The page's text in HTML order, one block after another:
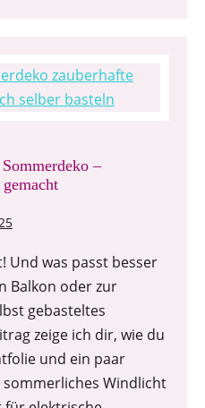
–
Und was passt besser
Balkon oder zur
gebasteltes
zeige ich dir, wie du
und ein paar
Windlicht